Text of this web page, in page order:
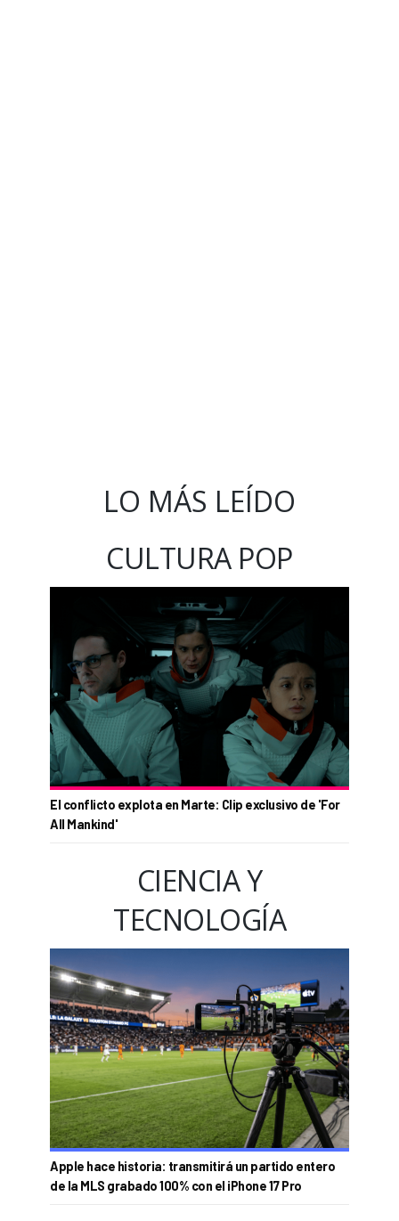
LO MÁS LEÍDO
CULTURA POP
El conflicto explota en Marte: Clip exclusivo de 'For
All Mankind'
CIENCIA Y
TECNOLOGÍA
Apple hace historia: transmitirá un partido entero
de la MLS grabado 100% con el iPhone 17 Pro